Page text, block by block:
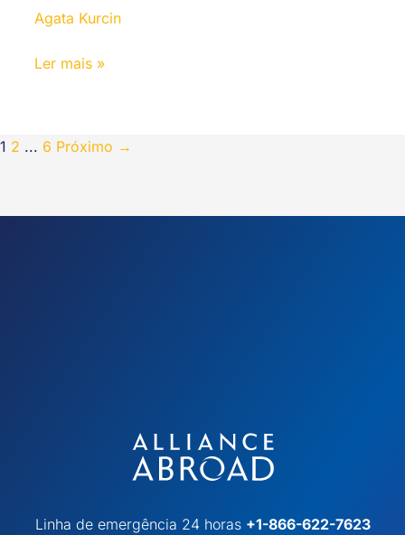
Agata Kurcin
Ler mais »
1 2 ... 6 Próximo →
Linha de emergência 24 horas +1-866-622-7623